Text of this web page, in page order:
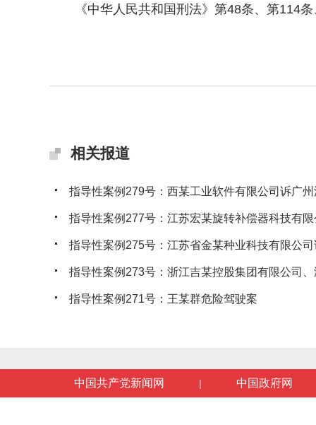
《中华人民共和国刑法》第48条、第114条
相关报道
指导性案例279号：西某工业软件有限公司诉广
指导性案例277号：江苏宏某旋转补偿器科技有
指导性案例275号：江苏省金某种业科技有限公
指导性案例273号：浙江吉某控股集团有限公司
指导性案例271号：王某群危险驾驶案
中国共产党新闻网 | 中国政府网